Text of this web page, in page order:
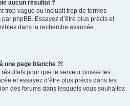
aucun résultat ?
trop vague ou incluait trop de termes
phpBB. Essayez d’être plus précis et
dans la recherche avancée.
une page blanche ?!
pour que le serveur puisse les
et essayez d’être plus précis dans les
des forums dans lesquels vous souhaitez